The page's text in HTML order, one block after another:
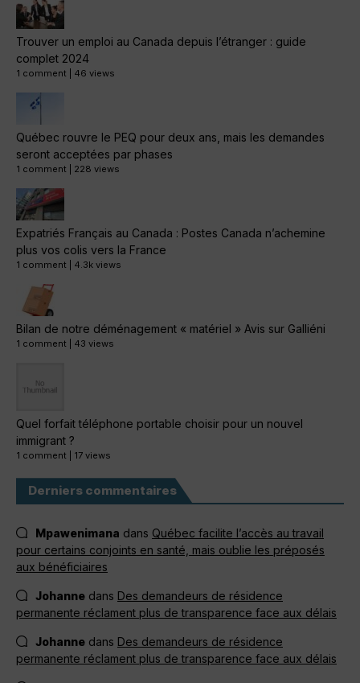
Trouver un emploi au Canada depuis l’étranger : guide
complet 2024
1 comment 46 views
Québec rouvre le PEQ pour deux ans, mais les demandes
seront acceptées par phases
1 comment 228 views
Expatriés Français au Canada : Postes Canada n’achemine
plus vos colis vers la France
1 comment 4.3k views
Bilan de notre déménagement « matériel » Avis sur Galliéni
1 comment 43 views
Quel forfait téléphone portable choisir pour un nouvel
immigrant ?
1 comment 17 views
Derniers commentaires
Mpawenimana dans Québec facilite l’accès au travail
pour certains conjoints en santé, mais oublie les préposés
aux bénéficiaires
Johanne dans Des demandeurs de résidence
permanente réclament plus de transparence face aux délais
Johanne dans Des demandeurs de résidence
permanente réclament plus de transparence face aux délais